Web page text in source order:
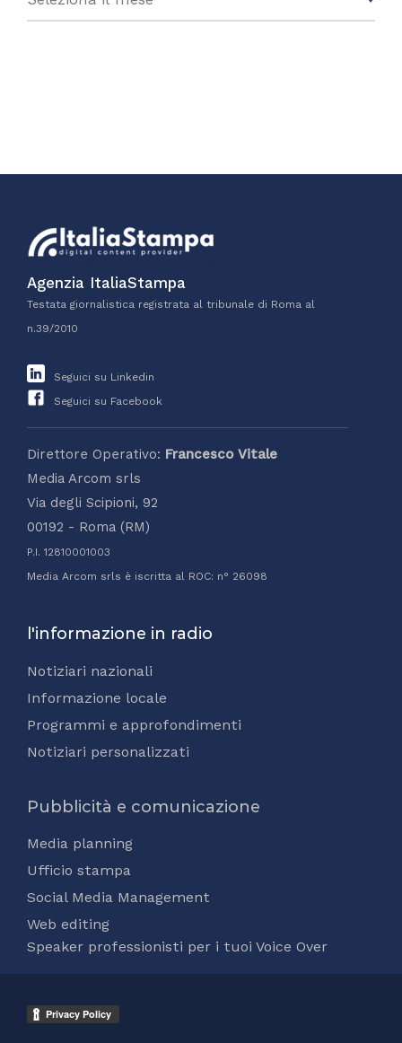
Agenzia ItaliaStampa
Testata giornalistica registrata al tribunale di Roma al
n.39/2010
Seguici su Linkedin
Seguici su Facebook
Direttore Operativo: Francesco Vitale
Media Arcom srls
Via degli Scipioni, 92
00192 - Roma (RM)
P.I. 12810001003
Media Arcom srls è iscritta al ROC: n° 26098
l'informazione in radio
Notiziari nazionali
Informazione locale
Programmi e approfondimenti
Notiziari personalizzati
Pubblicità e comunicazione
Media planning
Ufficio stampa
Social Media Management
Web editing
Speaker professionisti per i tuoi Voice Over